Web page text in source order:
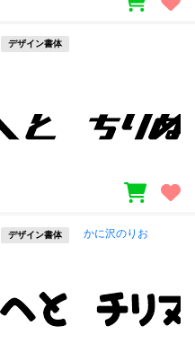
デザイン書体
デザイン書体 かに沢のりお